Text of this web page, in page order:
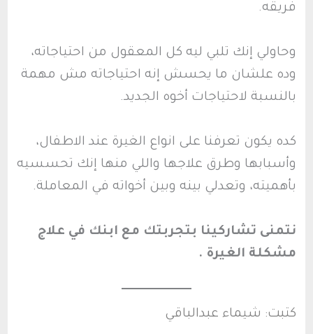
فريقه.
وحاولي إنك تلبي ليه كل المعقول من احتياجاته،
وده علشان ما يحسش إنه احتياجاته مش مهمة
بالنسبة لاحتياجات أخوه الجديد.
كده يكون تعرفنا على انواع الغيرة عند الاطفال،
وأسبابها وطرق علاجها واللي منها إنك تحسسيه
بأهميته، وتعدلي بينه وبين أخواته في المعاملة.
نتمنى تشاركينا بتجربتك مع ابنك في علاج
مشكلة الغيرة .
كتبت: شيماء عبدالباقي